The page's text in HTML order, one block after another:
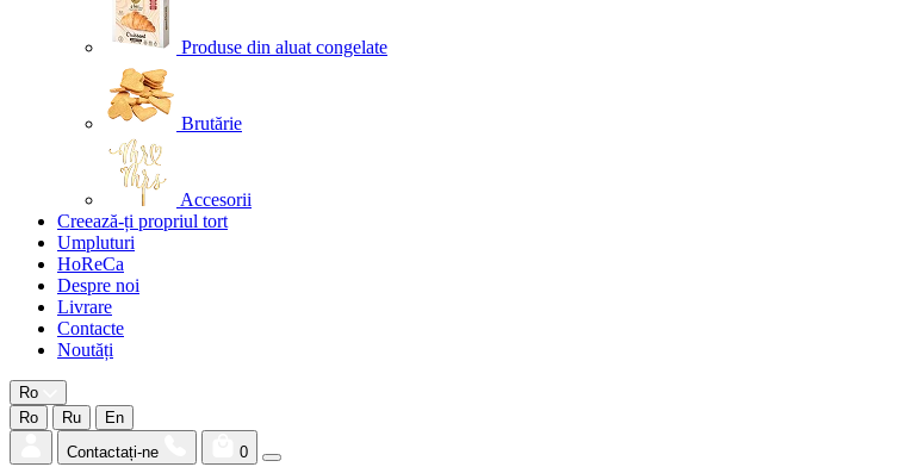
Produse din aluat congelate
Brutărie
Accesorii
Creează-ți propriul tort
Umpluturi
HoReCa
Despre noi
Livrare
Contacte
Noutăți
Ro
Ro
Ru
En
Contactați-ne
0